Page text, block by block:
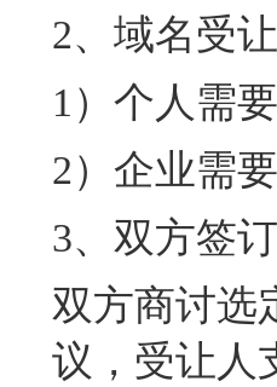
2、 域名受
1 ）个人需
2）企业需
3、双方签
双方商讨选
议，受让人